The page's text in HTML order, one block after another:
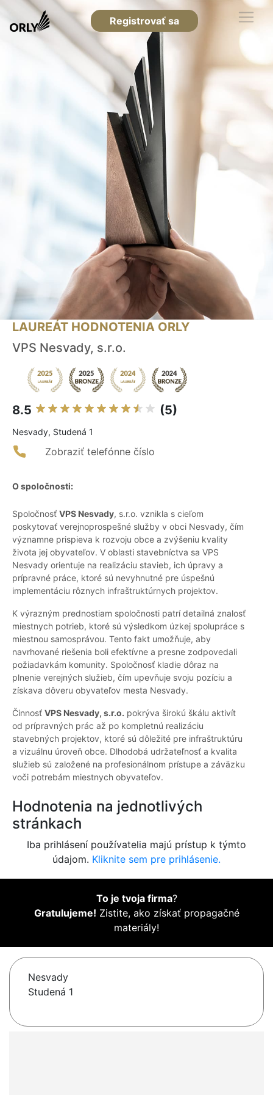
Registrovať sa
LAUREÁT HODNOTENIA ORLY
VPS Nesvady, s.r.o.
8.5 (5)
Nesvady, Studená 1
Zobraziť telefónne číslo
O spoločnosti:
Spoločnosť VPS Nesvady, s.r.o. vznikla s cieľom
poskytovať verejnoprospešné služby v obci Nesvady, čím
významne prispieva k rozvoju obce a zvýšeniu kvality
života jej obyvateľov. V oblasti stavebníctva sa VPS
Nesvady orientuje na realizáciu stavieb, ich úpravy a
prípravné práce, ktoré sú nevyhnutné pre úspešnú
implementáciu rôznych infraštruktúrnych projektov.
K výrazným prednostiam spoločnosti patrí detailná znalosť
miestnych potrieb, ktoré sú výsledkom úzkej spolupráce s
miestnou samosprávou. Tento fakt umožňuje, aby
navrhované riešenia boli efektívne a presne zodpovedali
požiadavkám komunity. Spoločnosť kladie dôraz na
plnenie verejných služieb, čím upevňuje svoju pozíciu a
získava dôveru obyvateľov mesta Nesvady.
Činnosť VPS Nesvady, s.r.o. pokrýva širokú škálu aktivít
od prípravných prác až po kompletnú realizáciu
stavebných projektov, ktoré sú dôležité pre infraštruktúru
a vizuálnu úroveň obce. Dlhodobá udržateľnosť a kvalita
služieb sú založené na profesionálnom prístupe a záväzku
voči potrebám miestnych obyvateľov.
Hodnotenia na jednotlivých
stránkach
Iba prihlásení používatelia majú prístup k týmto
údajom. Kliknite sem pre prihlásenie.
To je tvoja firma?
Gratulujeme! Zistite, ako získať propagačné
materiály!
Nesvady
Studená 1